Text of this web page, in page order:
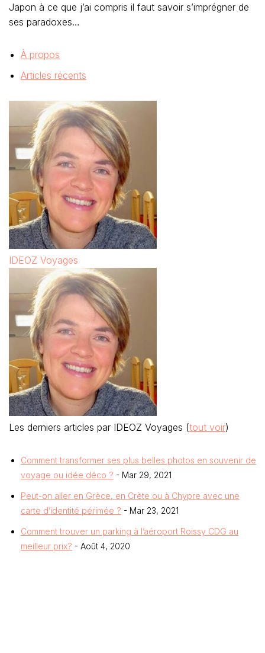
Japon à ce que j’ai compris il faut savoir s’imprégner de
ses paradoxes…
À propos
Articles récents
IDEOZ Voyages
Les derniers articles par IDEOZ Voyages (tout voir)
Comment transformer ses plus belles photos en souvenir de
voyage ou idée déco ? - Mar 29, 2021
Peut-on aller en Grèce, en Crète ou à Chypre avec une
carte d’identité périmée ? - Mar 23, 2021
Comment trouver un parking à l’aéroport Roissy CDG au
meilleur prix? - Août 4, 2020